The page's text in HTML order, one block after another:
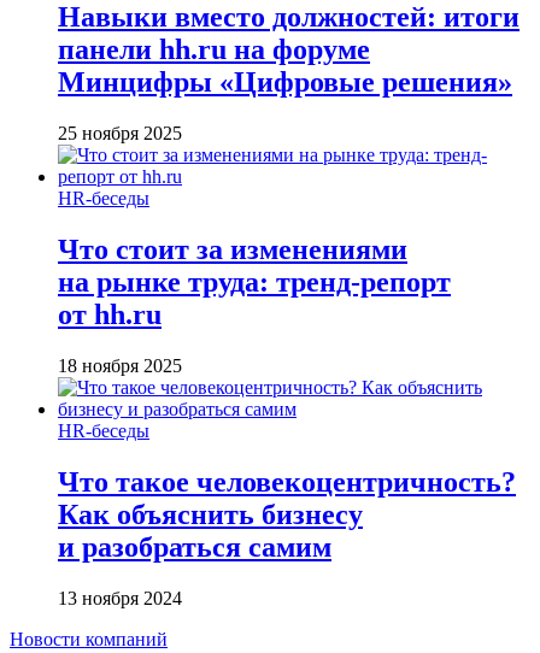
Навыки вместо должностей: итоги
панели hh.ru на форуме
Минцифры «Цифровые решения»
25 ноября 2025
HR-беседы
Что стоит за изменениями
на рынке труда: тренд-репорт
от hh.ru
18 ноября 2025
HR-беседы
Что такое человеко­центричность?
Как объяснить бизнесу
и разобраться самим
13 ноября 2024
Новости компаний